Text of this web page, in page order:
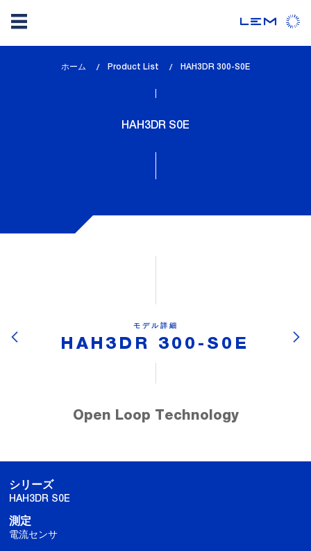
動
ホーム Product List
lem_current_page
HAH3DR 300-S0E
HAH3DR S0E
モデル詳細
HAH3DR 300-S0E
Open Loop Technology
シリーズ
HAH3DR S0E
測定
電流センサ